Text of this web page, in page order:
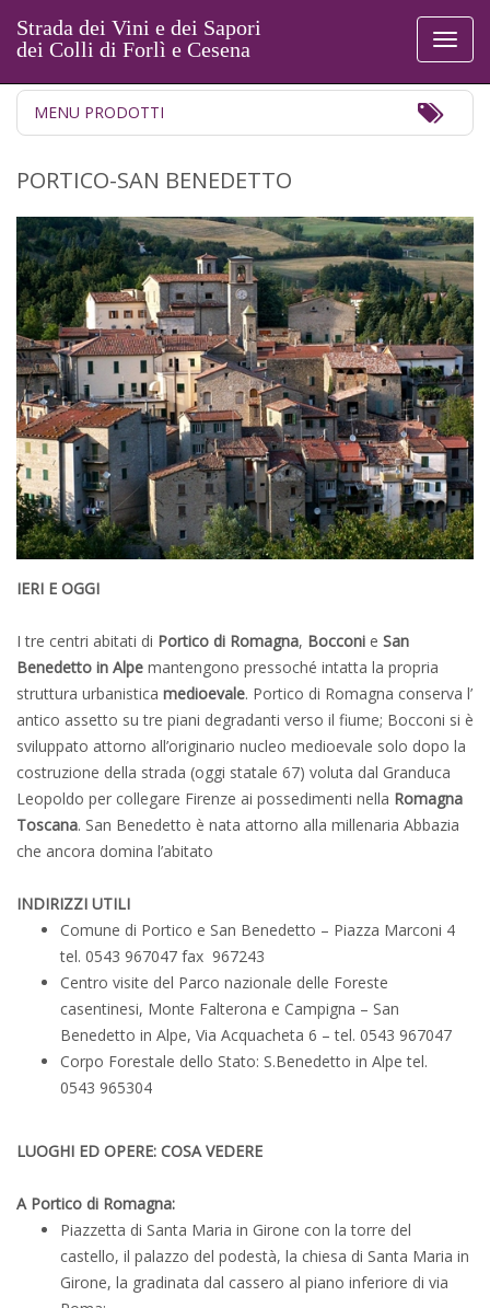
Strada dei Vini e dei Sapori
dei Colli di Forlì e Cesena
MENU PRODOTTI
PORTICO-SAN BENEDETTO
IERI E OGGI
I tre centri abitati di Portico di Romagna, Bocconi e San
Benedetto in Alpe mantengono pressoché intatta la propria
struttura urbanistica medioevale. Portico di Romagna conserva l’
antico assetto su tre piani degradanti verso il fiume; Bocconi si è
sviluppato attorno all’originario nucleo medioevale solo dopo la
costruzione della strada (oggi statale 67) voluta dal Granduca
Leopoldo per collegare Firenze ai possedimenti nella Romagna
Toscana. San Benedetto è nata attorno alla millenaria Abbazia
che ancora domina l’abitato
INDIRIZZI UTILI
Comune di Portico e San Benedetto – Piazza Marconi 4
tel. 0543 967047 fax 967243
Centro visite del Parco nazionale delle Foreste
casentinesi, Monte Falterona e Campigna – San
Benedetto in Alpe, Via Acquacheta 6 – tel. 0543 967047
Corpo Forestale dello Stato: S.Benedetto in Alpe tel.
0543 965304
LUOGHI ED OPERE: COSA VEDERE
A Portico di Romagna:
Piazzetta di Santa Maria in Girone con la torre del
castello, il palazzo del podestà, la chiesa di Santa Maria in
Girone, la gradinata dal cassero al piano inferiore di via